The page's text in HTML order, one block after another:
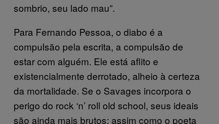
sombrio, seu lado mau”.
Para Fernando Pessoa, o diabo é a
compulsão pela escrita, a compulsão de
estar com alguém. Ele está aflito e
existencialmente derrotado, alheio à certeza
da mortalidade. Se o Savages incorpora o
perigo do rock ‘n’ roll old school, seus ideais
são ainda mais brutos: assim como o poeta